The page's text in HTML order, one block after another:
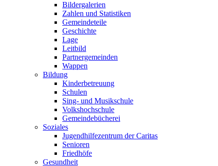
Bildergalerien
Zahlen und Statistiken
Gemeindeteile
Geschichte
Lage
Leitbild
Partnergemeinden
Wappen
Bildung
Kinderbetreuung
Schulen
Sing- und Musikschule
Volkshochschule
Gemeindebücherei
Soziales
Jugendhilfezentrum der Caritas
Senioren
Friedhöfe
Gesundheit